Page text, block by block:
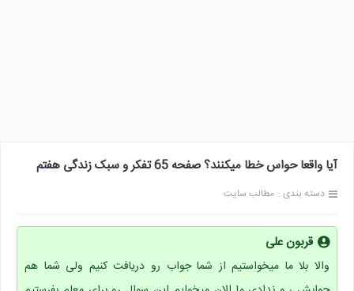
آیا واقعا حواس خطا میکنند؟ صفحه 65 تفکر و سبک زندگی هفتم
دسته بندی : مطالب سایت
قربون علی
والا بلا ما میخواستیم از شما جواب رو دریافت کنیم ولی شما هم